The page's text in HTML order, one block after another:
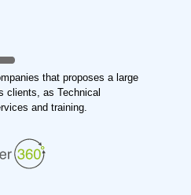
that proposes a large
clients, as Technical
and training.